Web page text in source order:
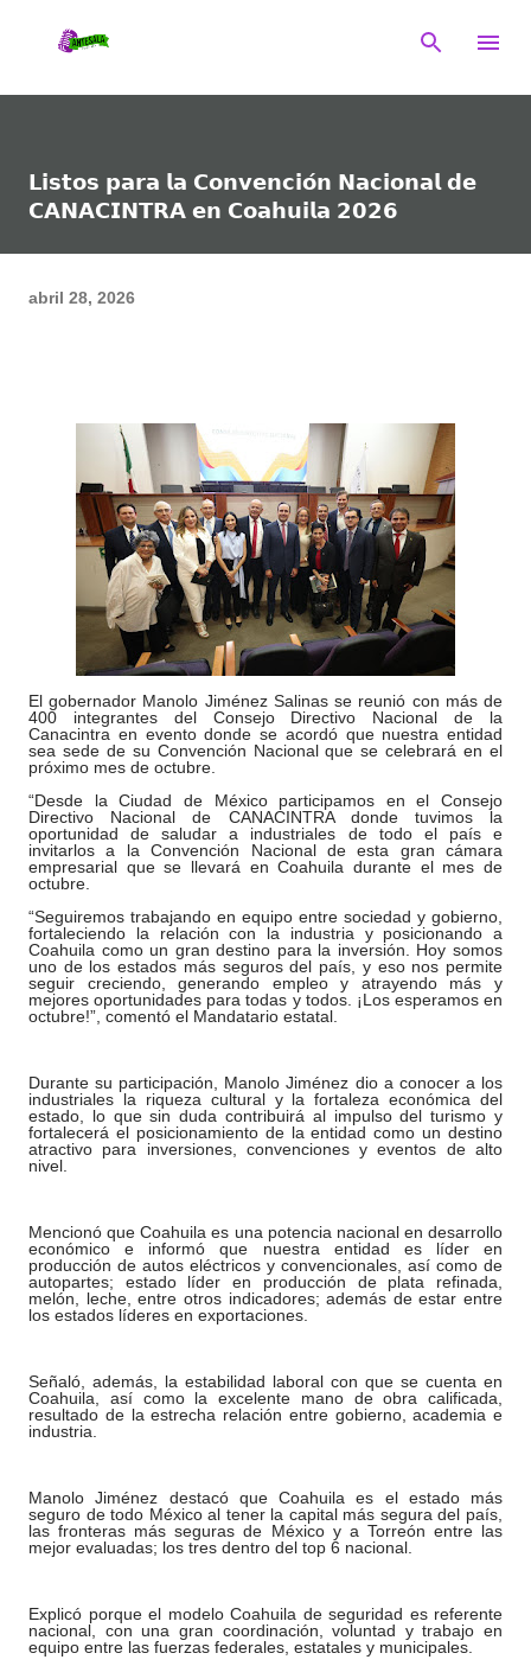
𝗟𝗶𝘀𝘁𝗼𝘀 𝗽𝗮𝗿𝗮 𝗹𝗮 𝗖𝗼𝗻𝘃𝗲𝗻𝗰𝗶𝗼́𝗻 𝗡𝗮𝗰𝗶𝗼𝗻𝗮𝗹 𝗱𝗲
𝗖𝗔𝗡𝗔𝗖𝗜𝗡𝗧𝗥𝗔 𝗲𝗻 𝗖𝗼𝗮𝗵𝘂𝗶𝗹𝗮 𝟮𝟬𝟮𝟲
abril 28, 2026
El gobernador Manolo Jiménez Salinas se reunió con más de
400 integrantes del Consejo Directivo Nacional de la
Canacintra en evento donde se acordó que nuestra entidad
sea sede de su Convención Nacional que se celebrará en el
próximo mes de octubre.
“Desde la Ciudad de México participamos en el Consejo
Directivo Nacional de CANACINTRA donde tuvimos la
oportunidad de saludar a industriales de todo el país e
invitarlos a la Convención Nacional de esta gran cámara
empresarial que se llevará en Coahuila durante el mes de
octubre.
“Seguiremos trabajando en equipo entre sociedad y gobierno,
fortaleciendo la relación con la industria y posicionando a
Coahuila como un gran destino para la inversión. Hoy somos
uno de los estados más seguros del país, y eso nos permite
seguir creciendo, generando empleo y atrayendo más y
mejores oportunidades para todas y todos. ¡Los esperamos en
octubre!”, comentó el Mandatario estatal.
Durante su participación, Manolo Jiménez dio a conocer a los
industriales la riqueza cultural y la fortaleza económica del
estado, lo que sin duda contribuirá al impulso del turismo y
fortalecerá el posicionamiento de la entidad como un destino
atractivo para inversiones, convenciones y eventos de alto
nivel.
Mencionó que Coahuila es una potencia nacional en desarrollo
económico e informó que nuestra entidad es líder en
producción de autos eléctricos y convencionales, así como de
autopartes; estado líder en producción de plata refinada,
melón, leche, entre otros indicadores; además de estar entre
los estados líderes en exportaciones.
Señaló, además, la estabilidad laboral con que se cuenta en
Coahuila, así como la excelente mano de obra calificada,
resultado de la estrecha relación entre gobierno, academia e
industria.
Manolo Jiménez destacó que Coahuila es el estado más
seguro de todo México al tener la capital más segura del país,
las fronteras más seguras de México y a Torreón entre las
mejor evaluadas; los tres dentro del top 6 nacional.
Explicó porque el modelo Coahuila de seguridad es referente
nacional, con una gran coordinación, voluntad y trabajo en
equipo entre las fuerzas federales, estatales y municipales.